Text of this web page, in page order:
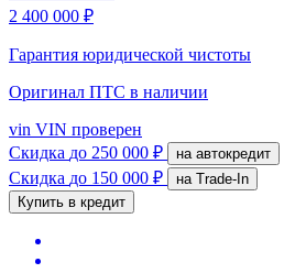
2 400 000 ₽
Гарантия юридической чистоты
Оригинал ПТС в наличии
vin VIN проверен
Скидка до 250 000 ₽ на автокредит
Скидка до 150 000 ₽
на Trade-In
Купить в кредит